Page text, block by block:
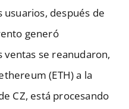
después de
generó
se reanudaron,
(ETH) a la
CZ, está procesando